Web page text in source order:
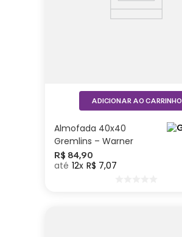
Almofada 40x40
Gremlins – Warner
R$ 84,90
12 R$ 7,07
ADICIONAR AO CARRINHO